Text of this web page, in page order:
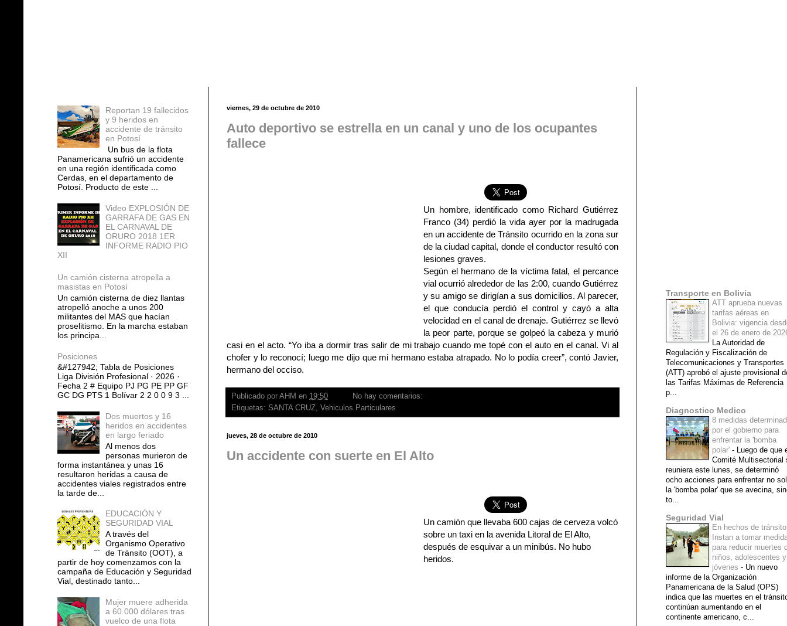
viernes, 29 de octubre de 2010
Auto deportivo se estrella en un canal y uno de los ocupantes
fallece
Un hombre, identificado como Richard Gutiérrez
Franco (34) perdió la vida ayer por la madrugada
en un accidente de Tránsito ocurrido en la zona sur
de la ciudad capital, donde el conductor resultó con
lesiones graves.
Según el hermano de la víctima fatal, el percance
vial ocurrió alrededor de las 2:00, cuando Gutiérrez
y su amigo se dirigían a sus domicilios. Al parecer,
el que conducía perdió el control y cayó a alta
velocidad en el canal de drenaje. Gutiérrez se llevó
la peor parte, porque se golpeó la cabeza y murió
casi en el acto. “Yo iba a dormir tras salir de mi trabajo cuando me topé con el auto en el canal. Vi al
chofer y lo reconocí; luego me dijo que mi hermano estaba atrapado. No lo podía creer”, contó Javier,
hermano del occiso.
Publicado por AHM en 19:50
No hay comentarios:
Etiquetas: SANTA CRUZ, Vehiculos Particulares
jueves, 28 de octubre de 2010
Un accidente con suerte en El Alto
Un camión que llevaba 600 cajas de cerveza volcó
sobre un taxi en la avenida Litoral de El Alto,
después de esquivar a un minibús. No hubo
heridos.
Reportan 19 fallecidos
y 9 heridos en
accidente de tránsito
en Potosí
Un bus de la flota
Panamericana sufrió un accidente
en una región identificada como
Cerdas, en el departamento de
Potosí. Producto de este ...
Video EXPLOSIÓN DE
GARRAFA DE GAS EN
EL CARNAVAL DE
ORURO 2018 1ER
INFORME RADIO PIO
XII
Un camión cisterna atropella a
masistas en Potosí
Un camión cisterna de diez llantas
atropelló anoche a unos 200
militantes del MAS que hacían
proselitismo. En la marcha estaban
los principa...
Posiciones
&#127942; Tabla de Posiciones
Liga División Profesional · 2026 ·
Fecha 2 # Equipo PJ PG PE PP GF
GC DG PTS 1 Bolívar 2 2 0 0 9 3 ...
Dos muertos y 16
heridos en accidentes
en largo feriado
Al menos dos
personas murieron de
forma instantánea y unas 16
resultaron heridas a causa de
accidentes viales registrados entre
la tarde de...
EDUCACIÓN Y
SEGURIDAD VIAL
A través del
Organismo Operativo
de Tránsito (OOT), a
partir de hoy comenzamos con la
campaña de Educación y Seguridad
Vial, destinado tanto...
Mujer muere adherida
a 60.000 dólares tras
vuelco de una flota
Transporte en Bolivia
ATT aprueba nuevas
tarifas aéreas en
Bolivia: vigencia
el 26 de enero de
La Autoridad de
Regulación y Fiscalización de
Telecomunicaciones y Transportes
(ATT) aprobó el ajuste provisional
las Tarifas Máximas de Referencia
p...
Diagnostico Medico
8 medidas
por el gobierno para
enfrentar la 'bomba
polar' - Luego de que
Comité Multisectorial
reuniera este lunes, se determinó
ocho acciones para enfrentar no
la 'bomba polar' que se avecina,
to...
Seguridad Vial
En hechos de tránsito
Instan a tomar
para reducir muertes
niños, adolescentes y
jóvenes - Un nuevo
informe de la Organización
Panamericana de la Salud (OPS)
indica que las muertes en el
continúan aumentando en el
continente americano, c...